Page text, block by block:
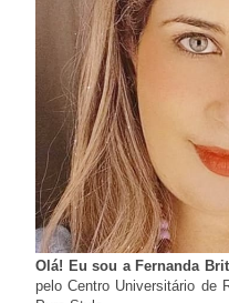
Olá! Eu sou a Fernanda
pelo Centro Universitário de